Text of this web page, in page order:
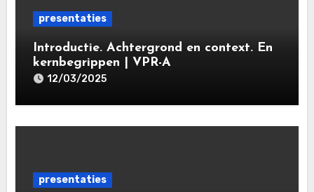
presentaties
Introductie. Achtergrond en context. En
kernbegrippen | VPR-A
specialisatieopleiding Privacy- en
Leiden Law Academy 18 maart 2025
12/03/2025
presentaties